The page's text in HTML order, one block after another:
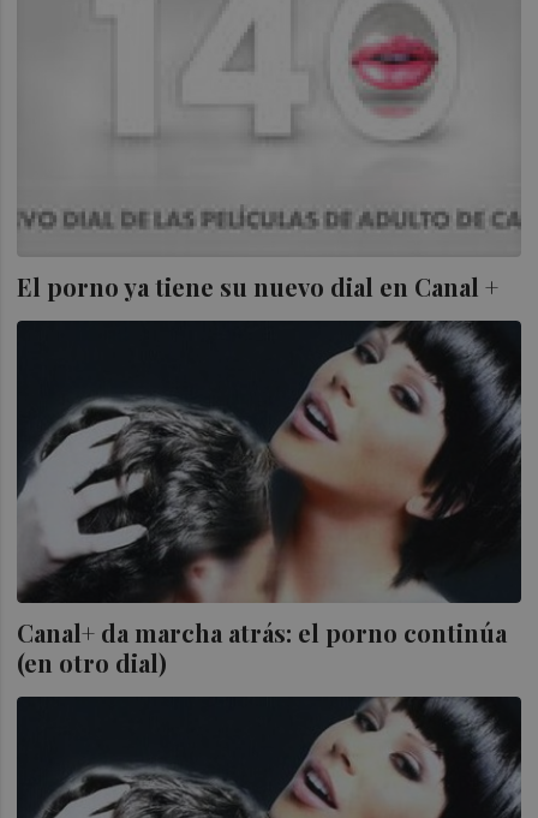
El porno ya tiene su nuevo dial en Canal +
Canal+ da marcha atrás: el porno continúa
(en otro dial)